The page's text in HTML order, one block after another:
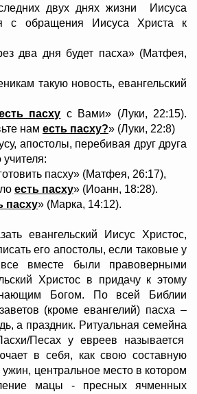
двух днях жизни Иисуса
с обращения Иисуса Христа к
два дня будет пасха» (Матфея,
такую новость, евангельский
пасху с Вами» (Луки, 22:15).
нам есть пасху?» (Луки, 22:8)
апостолы, перебивая друг друга
пасху» (Матфея, 26:17),
есть пасху» (Иоанн, 18:28).
пасху» (Марка, 14:12).
евангельский Иисус Христос,
его апостолы, если таковые у
вместе были правоверными
Христос в придачу к этому
Богом. По всей Библии
(кроме евангелий) пасха –
а праздник. Ритуальная семейна
Песах у евреев называется
в себя, как свою составную
ужин, центральное место в котором
мацы - пресных ячменных